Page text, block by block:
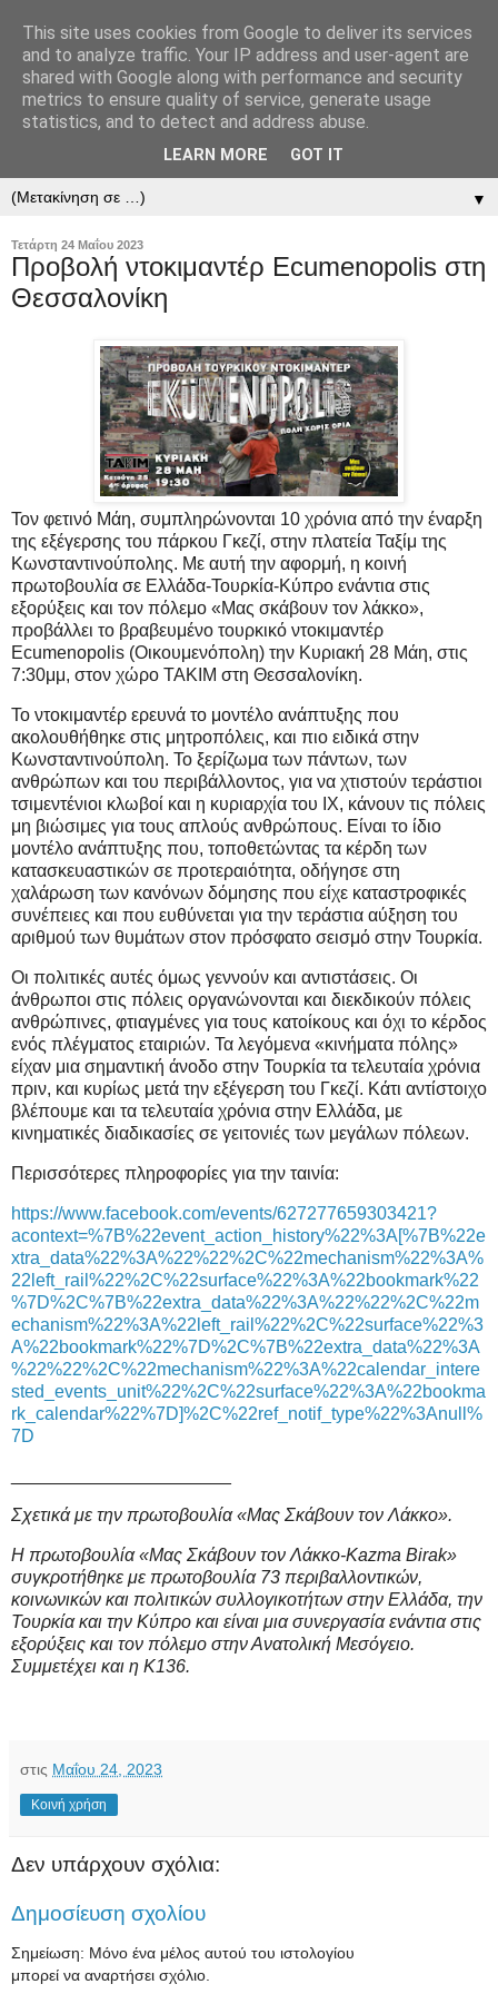
▼
Τετάρτη 24 Μαΐου 2023
Προβολή ντοκιμαντέρ Ecumenopolis στη
Θεσσαλονίκη
Τον φετινό Μάη, συμπληρώνονται 10 χρόνια από την έναρξη
της εξέγερσης του πάρκου Γκεζί, στην πλατεία Ταξίμ της
Κωνσταντινούπολης. Με αυτή την αφορμή, η κοινή
πρωτοβουλία σε Ελλάδα-Τουρκία-Κύπρο ενάντια στις
εξορύξεις και τον πόλεμο «Μας σκάβουν τον λάκκο»,
προβάλλει το βραβευμένο τουρκικό ντοκιμαντέρ
Ecumenopolis (Οικουμενόπολη) την Κυριακή 28 Μάη, στις
7:30μμ, στον χώρο ΤΑΚΙΜ στη Θεσσαλονίκη.
Το ντοκιμαντέρ ερευνά το μοντέλο ανάπτυξης που
ακολουθήθηκε στις μητροπόλεις, και πιο ειδικά στην
Κωνσταντινούπολη. Το ξερίζωμα των πάντων, των
ανθρώπων και του περιβάλλοντος, για να χτιστούν τεράστιοι
τσιμεντένιοι κλωβοί και η κυριαρχία του ΙΧ, κάνουν τις πόλεις
μη βιώσιμες για τους απλούς ανθρώπους. Είναι το ίδιο
μοντέλο ανάπτυξης που, τοποθετώντας τα κέρδη των
κατασκευαστικών σε προτεραιότητα, οδήγησε στη
χαλάρωση των κανόνων δόμησης που είχε καταστροφικές
συνέπειες και που ευθύνεται για την τεράστια αύξηση του
αριθμού των θυμάτων στον πρόσφατο σεισμό στην Τουρκία.
Οι πολιτικές αυτές όμως γεννούν και αντιστάσεις. Οι
άνθρωποι στις πόλεις οργανώνονται και διεκδικούν πόλεις
ανθρώπινες, φτιαγμένες για τους κατοίκους και όχι το κέρδος
ενός πλέγματος εταιριών. Τα λεγόμενα «κινήματα πόλης»
είχαν μια σημαντική άνοδο στην Τουρκία τα τελευταία χρόνια
πριν, και κυρίως μετά την εξέγερση του Γκεζί. Κάτι αντίστοιχο
βλέπουμε και τα τελευταία χρόνια στην Ελλάδα, με
κινηματικές διαδικασίες σε γειτονιές των μεγάλων πόλεων.
Περισσότερες πληροφορίες για την ταινία:
https://www.facebook.com/events/627277659303421?
acontext=%7B%22event_action_history%22%3A[%7B%22e
xtra_data%22%3A%22%22%2C%22mechanism%22%3A%
22left_rail%22%2C%22surface%22%3A%22bookmark%22
%7D%2C%7B%22extra_data%22%3A%22%22%2C%22m
echanism%22%3A%22left_rail%22%2C%22surface%22%3
A%22bookmark%22%7D%2C%7B%22extra_data%22%3A
%22%22%2C%22mechanism%22%3A%22calendar_intere
sted_events_unit%22%2C%22surface%22%3A%22bookma
rk_calendar%22%7D]%2C%22ref_notif_type%22%3Anull%
7D
Σχετικά με την πρωτοβουλία «Μας Σκάβουν τον Λάκκο».
Η πρωτοβουλία «Μας Σκάβουν τον Λάκκο-Kazma Birak»
συγκροτήθηκε με πρωτοβουλία 73 περιβαλλοντικών,
κοινωνικών και πολιτικών συλλογικοτήτων στην Ελλάδα, την
Τουρκία και την Κύπρο και είναι μια συνεργασία ενάντια στις
εξορύξεις και τον πόλεμο στην Ανατολική Μεσόγειο.
Συμμετέχει και η Κ136.
στις Μαΐου 24, 2023
Κοινή χρήση
Δεν υπάρχουν σχόλια:
Δημοσίευση σχολίου
Σημείωση: Μόνο ένα μέλος αυτού του ιστολογίου
μπορεί να αναρτήσει σχόλιο.
This site uses cookies from Google to deliver its services
and to analyze traffic. Your IP address and user-agent are
shared with Google along with performance and security
metrics to ensure quality of service, generate usage
statistics, and to detect and address abuse.
LEARN MORE GOT IT